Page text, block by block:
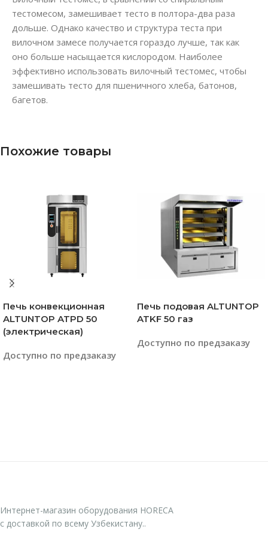
тестомесом, замешивает тесто в полтора-два раза
дольше. Однако качество и структура теста при
вилочном замесе получается гораздо лучше, так как
оно больше насыщается кислородом. Наиболее
эффективно использовать вилочный тестомес, чтобы
замешивать тесто для пшеничного хлеба, батонов,
багетов.
Похожие товары
Печь конвекционная
ALTUNTOP ATPD 50
(электрическая)
Доступно по предзаказу
Печь подовая ALTUNTOP
ATKF 50 газ
Доступно по предзаказу
Интернет-магазин оборудования HORECA
с доставкой по всему Узбекистану..